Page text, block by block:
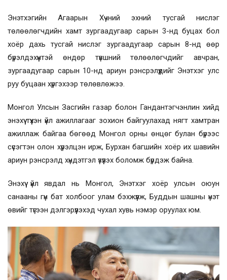
Энэтхэгийн Агаарын Хүчний эхний тусгай нислэг
төлөөлөгчдийн хамт зургаадугаар сарын 3-нд буцах бол
хоёр дахь тусгай нислэг зургаадугаар сарын 8-нд өөр
бүрэлдэхүүнтэй өндөр түвшний төлөөлөгчдийг авчран,
зургаадугаар сарын 10-нд ариун рэнсрэлүүдийг Энэтхэг улс
руу буцаан хүргэхээр төлөвлөжээ.
Монгол Улсын Засгийн газар болон Гандантэгчэнлин хийд
энэхүү түүхэн үйл ажиллагааг зохион байгуулахад нягт хамтран
ажиллаж байгаа бөгөөд Монгол орны өнцөг булан бүрээс
сүсэгтэн олон хүрэлцэн ирж, Бурхан багшийн хоёр их шавийн
ариун рэнсрэлд хүндэтгэл үзүүлэх боломж бүрдэж байна.
Энэхүү үйл явдал нь Монгол, Энэтхэг хоёр улсын оюун
санааны гүн бат холбоог улам бэхжүүлж, Буддын шашны үнэт
өвийг түгээн дэлгэрүүлэхэд чухал хувь нэмэр оруулах юм.